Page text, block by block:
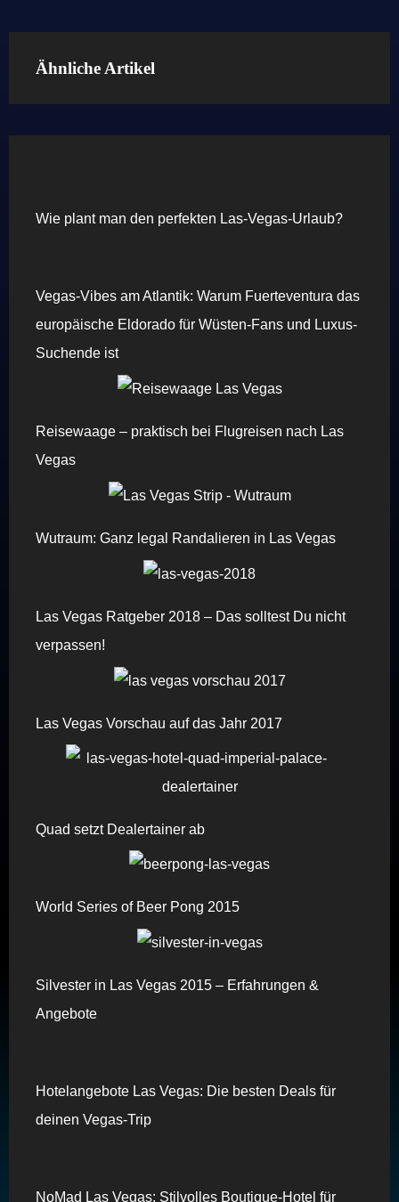
Ähnliche Artikel
Wie plant man den perfekten Las-Vegas-Urlaub?
Vegas-Vibes am Atlantik: Warum Fuerteventura das
europäische Eldorado für Wüsten-Fans und Luxus-
Suchende ist
Reisewaage – praktisch bei Flugreisen nach Las
Vegas
Wutraum: Ganz legal Randalieren in Las Vegas
Las Vegas Ratgeber 2018 – Das solltest Du nicht
verpassen!
Las Vegas Vorschau auf das Jahr 2017
Quad setzt Dealertainer ab
World Series of Beer Pong 2015
Silvester in Las Vegas 2015 – Erfahrungen &
Angebote
Hotelangebote Las Vegas: Die besten Deals für
deinen Vegas-Trip
NoMad Las Vegas: Stilvolles Boutique-Hotel für